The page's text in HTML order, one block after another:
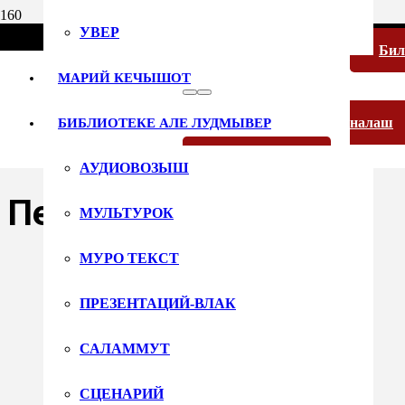
налаш
УВЕР
МАРИЙ КЕЧЫШОТ
БИБЛИОТЕКЕ АЛЕ ЛУДМЫВЕР
АУДИОВОЗЫШ
МУЛЬТУРОК
МУРО ТЕКСТ
ПРЕЗЕНТАЦИЙ-ВЛАК
САЛАММУТ
СЦЕНАРИЙ
Пеледыш пайрем